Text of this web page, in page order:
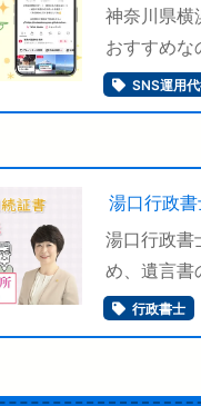
神奈川県横
おすすめ
SNS運用
湯口行政
湯口行政書
め、遺言書
行政書士